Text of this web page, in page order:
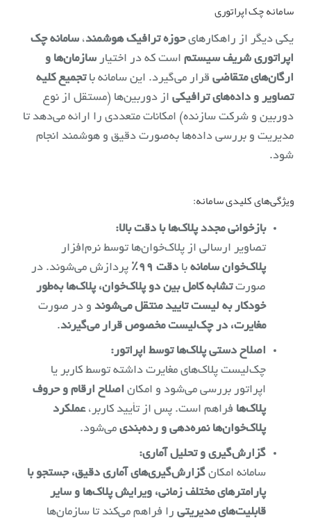
سامانه چک اپراتوری
یکی دیگر از راهکارهایحوزه ترافیک هوشمند، سامانه چک
اپراتوری شریف سیستم است که در اختیار سازمان‌ها و
ارگان‌های متقاضی قرار می‌گیرد. این سامانه باتجمیع کلیه
تصاویر و داده‌های ترافیکی از دوربین‌ها (مستقل از نوع
دوربین و شرکت سازنده) امکانات متعددی را ارائه می‌دهد تا
مدیریت و بررسی داده‌ها به‌صورت دقیق و هوشمند انجام
شود.
ویژگی‌های کلیدی سامانه:
بازخوانی مجدد پلاک‌ها با دقت بالا:
تصاویر ارسالی از پلاک‌خوان‌ها توسط نرم‌افزار
پلاک‌خوان سامانه با دقت ۹۹٪
پردازش می‌شوند. در
صورتتشابه کامل بین دو پلاک‌خوان، پلاک‌ها به‌طور
خودکار به لیست تایید منتقل می‌شوند و در صورت
مغایرت، در چک‌لیست مخصوص قرار می‌گیرند.
اصلاح دستی پلاک‌ها توسط اپراتور:
چک‌لیست پلاک‌های مغایرت داشته توسط کاربر یا
اپراتور بررسی می‌شود و امکان اصلاح ارقام و حروف
پلاک‌ها فراهم است. پس از تأیید کاربر،عملکرد
پلاک‌خوان‌ها نمره‌دهی و رده‌بندی می‌شود.
گزارش‌گیری و تحلیل آماری:
سامانه امکان گزارش‌گیری‌های آماری دقیق، جستجو با
پارامترهای مختلف زمانی، ویرایش پلاک‌ها و سایر
قابلیت‌های مدیریتی را فراهم می‌کند تا سازمان‌ها